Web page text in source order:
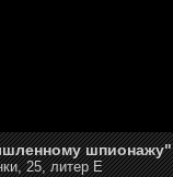
шпионажу"
25, литер Е